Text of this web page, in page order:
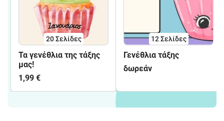
20Σελίδες
Τα γενέθλια της τάξης
μας!
1,99 €
12Σελίδες
Γενέθλια τάξης
δωρεάν